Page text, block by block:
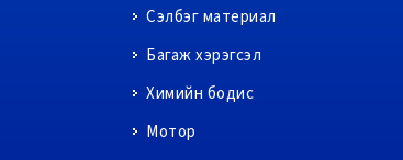
Сэлбэг материал
Багаж хэрэгсэл
Химийн бодис
Мотор